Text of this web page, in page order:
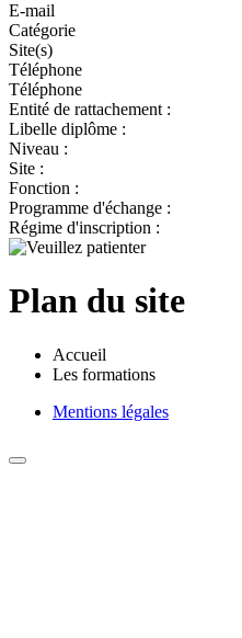
E-mail
Catégorie
Site(s)
Téléphone
Téléphone
Entité de rattachement :
Libelle diplôme :
Niveau :
Site :
Fonction :
Programme d'échange :
Régime d'inscription :
Plan du site
Accueil
Les formations
Mentions légales